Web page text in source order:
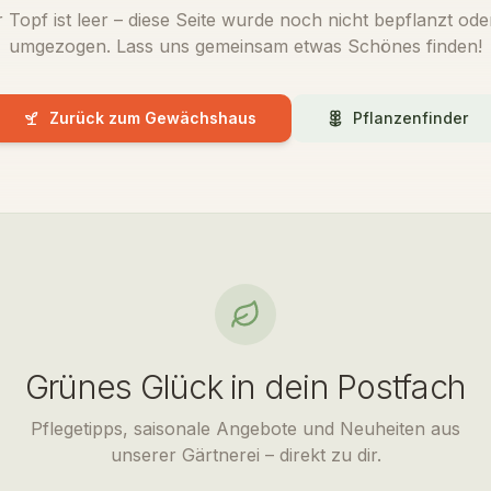
Topf ist leer – diese Seite wurde noch nicht bepflanzt
umgezogen. Lass uns gemeinsam etwas Schönes finden!
Zurück zum Gewächshaus Pflanzenfinder
Grünes Glück in dein Postfach
Pflegetipps, saisonale Angebote und Neuheiten aus
unserer Gärtnerei – direkt zu dir.